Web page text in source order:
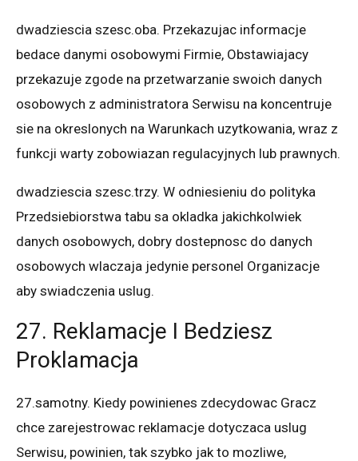
dwadziescia szesc.oba. Przekazujac informacje
bedace danymi osobowymi Firmie, Obstawiajacy
przekazuje zgode na przetwarzanie swoich danych
osobowych z administratora Serwisu na koncentruje
sie na okreslonych na Warunkach uzytkowania, wraz z
funkcji warty zobowiazan regulacyjnych lub prawnych.
dwadziescia szesc.trzy. W odniesieniu do polityka
Przedsiebiorstwa tabu sa okladka jakichkolwiek
danych osobowych, dobry dostepnosc do danych
osobowych wlaczaja jedynie personel Organizacje
aby swiadczenia uslug.
27. Reklamacje I Bedziesz
Proklamacja
27.samotny. Kiedy powinienes zdecydowac Gracz
chce zarejestrowac reklamacje dotyczaca uslug
Serwisu, powinien, tak szybko jak to mozliwe,